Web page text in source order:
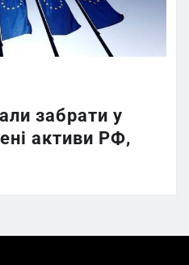
забрати у
активи РФ,